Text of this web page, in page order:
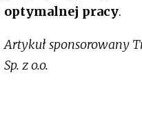
optymalnej pracy.
Artykuł sponsorowany
Sp. z o.o.